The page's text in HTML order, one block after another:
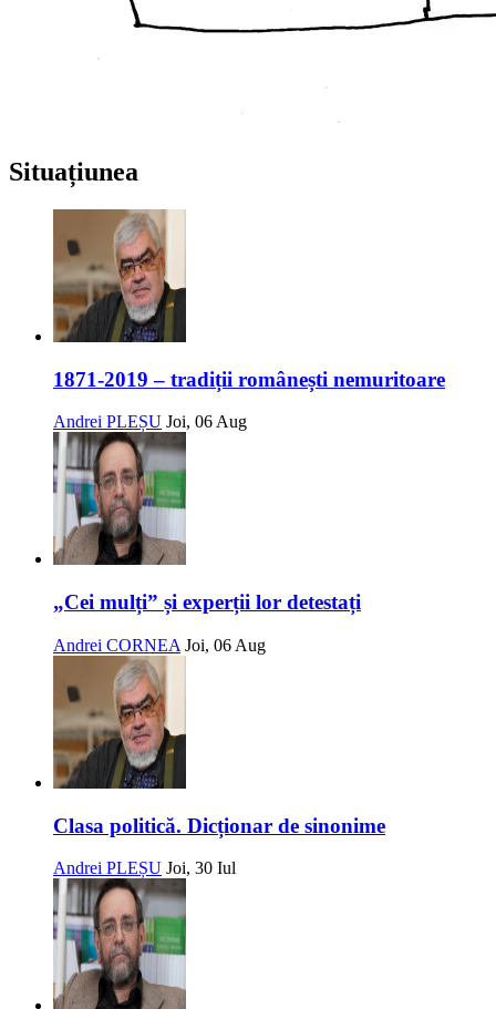
Situațiunea
1871-2019 – tradiții românești nemuritoare
Andrei PLEȘU Joi, 06 Aug
„Cei mulți” și experții lor detestați
Andrei CORNEA Joi, 06 Aug
Clasa politică. Dicționar de sinonime
Andrei PLEȘU Joi, 30 Iul